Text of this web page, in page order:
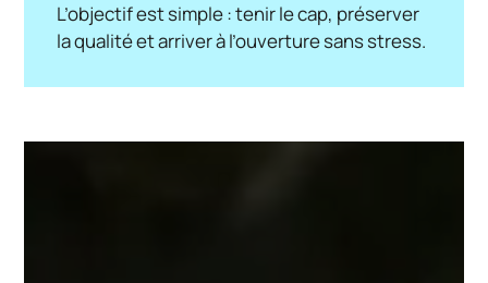
L’objectif est simple : tenir le cap, préserver
la qualité et arriver à l’ouverture sans stress.